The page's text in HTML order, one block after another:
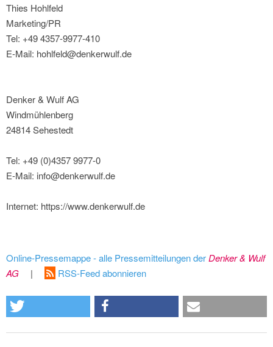
Thies Hohlfeld
Marketing/PR
Tel: +49 4357-9977-410
E-Mail: hohlfeld@denkerwulf.de
Denker & Wulf AG
Windmühlenberg
24814 Sehestedt
Tel: +49 (0)4357 9977-0
E-Mail: info@denkerwulf.de
Internet: https://www.denkerwulf.de
Online-Pressemappe - alle Pressemitteilungen derDenker & Wulf
AG
| RSS-Feed abonnieren